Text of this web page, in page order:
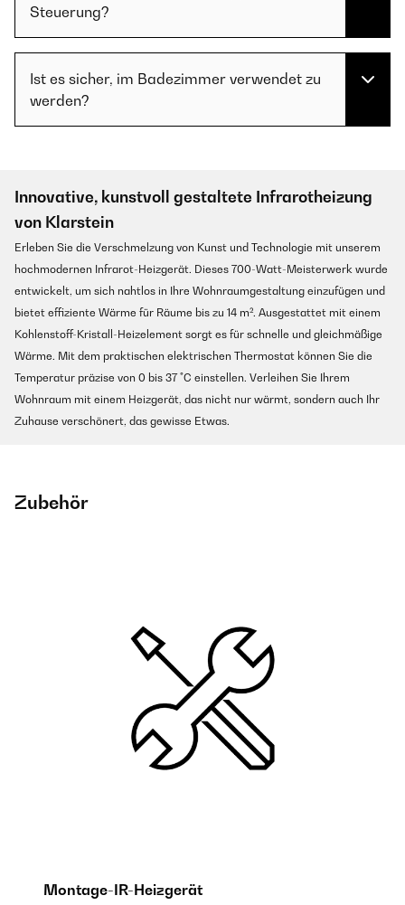
Steuerung?
Ist es sicher, im Badezimmer verwendet zu
werden?
Innovative, kunstvoll gestaltete Infrarotheizung
von Klarstein
Erleben Sie die Verschmelzung von Kunst und Technologie mit unserem
hochmodernen Infrarot-Heizgerät. Dieses 700-Watt-Meisterwerk wurde
entwickelt, um sich nahtlos in Ihre Wohnraumgestaltung einzufügen und
bietet effiziente Wärme für Räume bis zu 14 m². Ausgestattet mit einem
Kohlenstoff-Kristall-Heizelement sorgt es für schnelle und gleichmäßige
Wärme. Mit dem praktischen elektrischen Thermostat können Sie die
Temperatur präzise von 0 bis 37 °C einstellen. Verleihen Sie Ihrem
Wohnraum mit einem Heizgerät, das nicht nur wärmt, sondern auch Ihr
Zuhause verschönert, das gewisse Etwas.
Zubehör
Montage-IR-Heizgerät